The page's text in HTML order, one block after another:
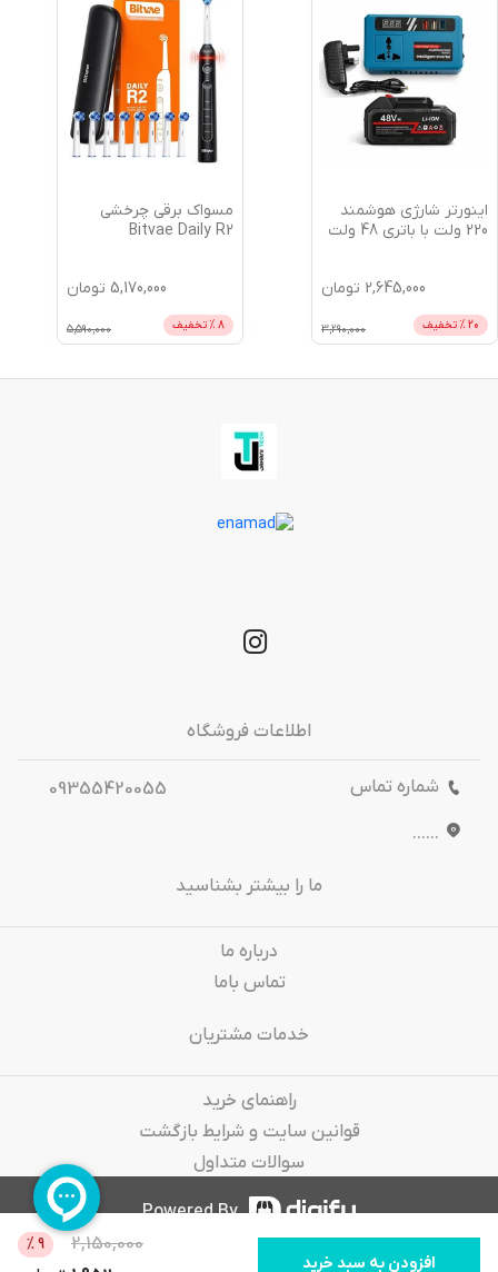
افزودن به سبد خرید
2,150,000
9
%
اینورتر شارژی هوشمند
220 ولت با باتری 48 ولت
2,645,000 تومان
20 % تخفیف 3,290,000
مسواک برقی چرخشی
Bitvae Daily R2
5,170,000 تومان
8 % تخفیف 5,590,000
اطلاعات فروشگاه
شماره تماس
09355420055
......
ما را بیشتر بشناسید
درباره‌ ما
تماس باما
خدمات مشتریان
راهنمای خرید
قوانین سایت و شرایط بازگشت
سوالات متداول
Powered By